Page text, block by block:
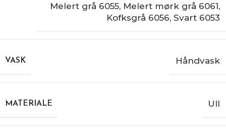
Melert grå 6055, Melert mørk grå 6061,
Kofksgrå 6056, Svart 6053
VASK Håndvask
MATERIALE Ull